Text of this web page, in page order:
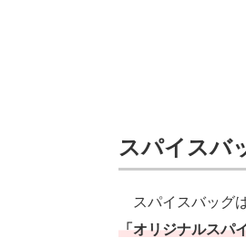
スパイスバ
スパイスバッグは
「オリジナルスパ